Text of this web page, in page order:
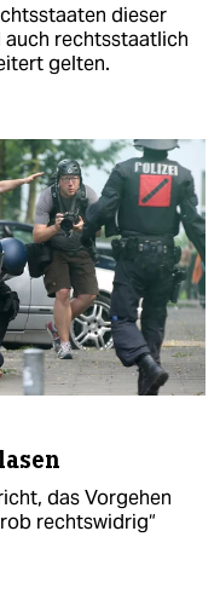
dieser
auch rechtsstaatlich
gelten.
das Vorgehen
rechtswidrig“